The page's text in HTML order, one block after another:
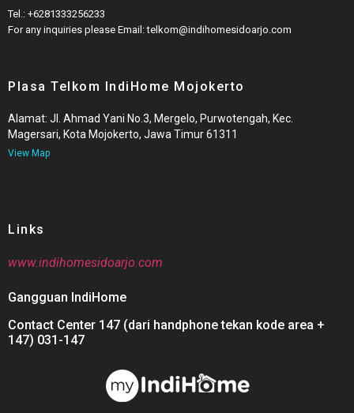
Tel.: +6281333256233
For any inquiries please Email: telkom@indihomesidoarjo.com
Plasa Telkom IndiHome Mojokerto
Alamat: Jl. Ahmad Yani No.3, Mergelo, Purwotengah, Kec.
Magersari, Kota Mojokerto, Jawa Timur 61311
View Map
Links
www.indihomesidoarjo.com
Gangguan IndiHome
Contact Center 147 (dari handphone tekan kode area +
147) 031-147